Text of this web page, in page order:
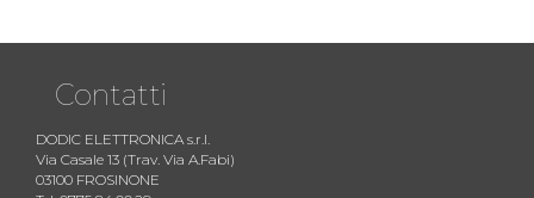
Contatti
DODIC ELETTRONICA s.r.l.
Via Casale 13 (Trav. Via A.Fabi)
03100 FROSINONE